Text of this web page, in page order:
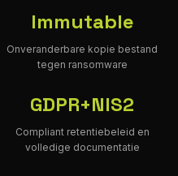
Immutable
Onveranderbare kopie bestand
tegen ransomware
GDPR+NIS2
Compliant retentiebeleid en
volledige documentatie